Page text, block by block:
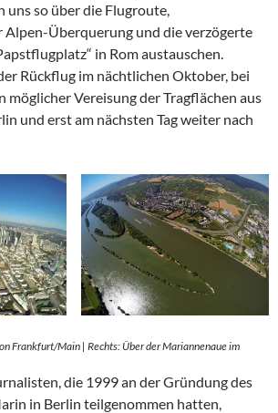
uns so über die Flugroute,
Alpen-Überquerung und die verzögerte
in Rom austauschen.
Rückflug im nächtlichen Oktober, bei
möglicher Vereisung der Tragflächen aus
und erst am nächsten Tag weiter nach
Frankfurt/Main | Rechts: Über der Mariannenaue im
die 1999 an der Gründung des
in Berlin teilgenommen hatten,